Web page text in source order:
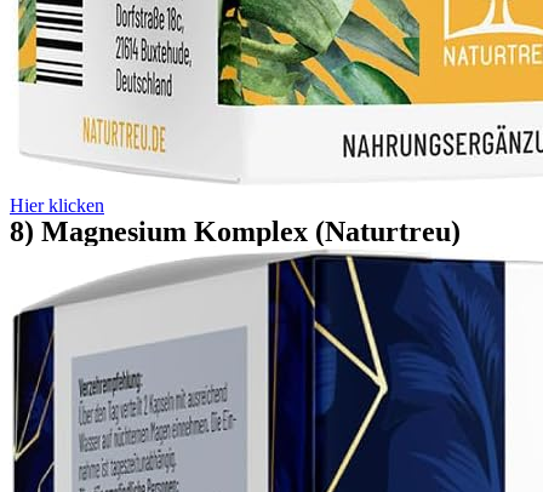
Hier klicken
8) Magnesium Komplex (Naturtreu)